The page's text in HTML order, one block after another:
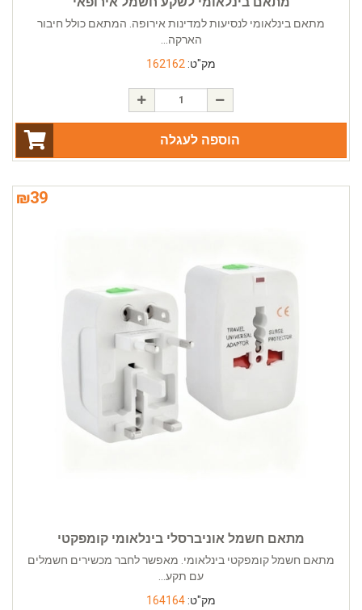
מתאם בינלאומי לנסיעות למדינות אירופה. המתאם כולל חיבור
הארקה...
מק"ט: 162162
הוספה לעגלה
₪39
מתאם חשמל אוניברסלי בינלאומי קומפקטי
מתאם חשמל קומפקטי בינלאומי. מאפשר לחבר מכשירים חשמלים
עם תקע...
מק"ט: 164164